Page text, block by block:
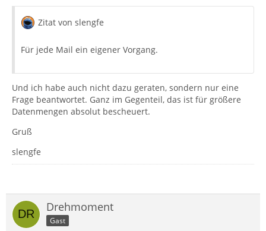
Zitat von slengfe
Für jede Mail ein eigener Vorgang.
Und ich habe auch nicht dazu geraten, sondern nur eine
Frage beantwortet. Ganz im Gegenteil, das ist für größere
Datenmengen absolut bescheuert.
Gruß
slengfe
Drehmoment
Gast